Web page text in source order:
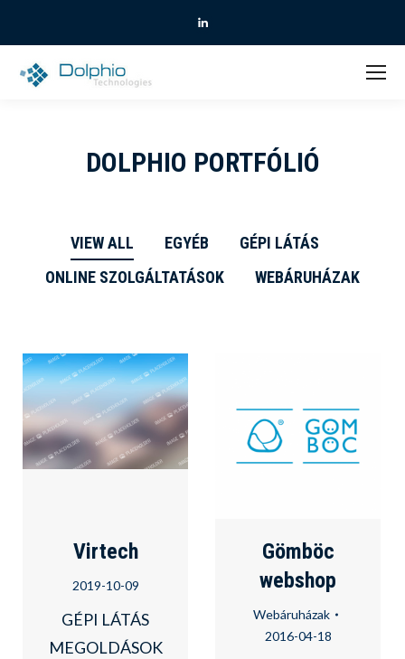
DOLPHIO PORTFÓLIÓ
VIEW ALL EGYÉB
GÉPI LÁTÁS
ONLINE SZOLGÁLTATÁSOK
WEBÁRUHÁZAK
Virtech
2019-10-09
GÉPI LÁTÁS
MEGOLDÁSOK
Gömböc
webshop
Webáruházak
2016-04-18